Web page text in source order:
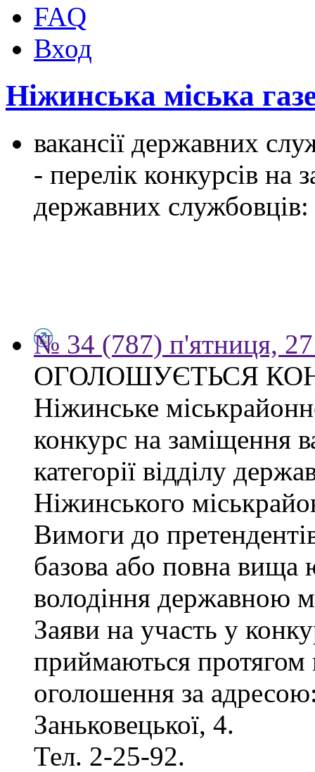
FAQ
Вход
Ніжинська міська
вакансії державних
- перелік конкурсів на
державних службовців:
№ 34 (787) п'ятниця,
ОГОЛОШУЄТЬСЯ
Ніжинське
конкурс на заміщення
категорії відділу
Ніжинського
Вимоги до
базова або повна вища
володіння державною
Заяви на участь у
приймаються протягом
оголошення за
Заньковецької, 4.
Тел. 2-25-92.